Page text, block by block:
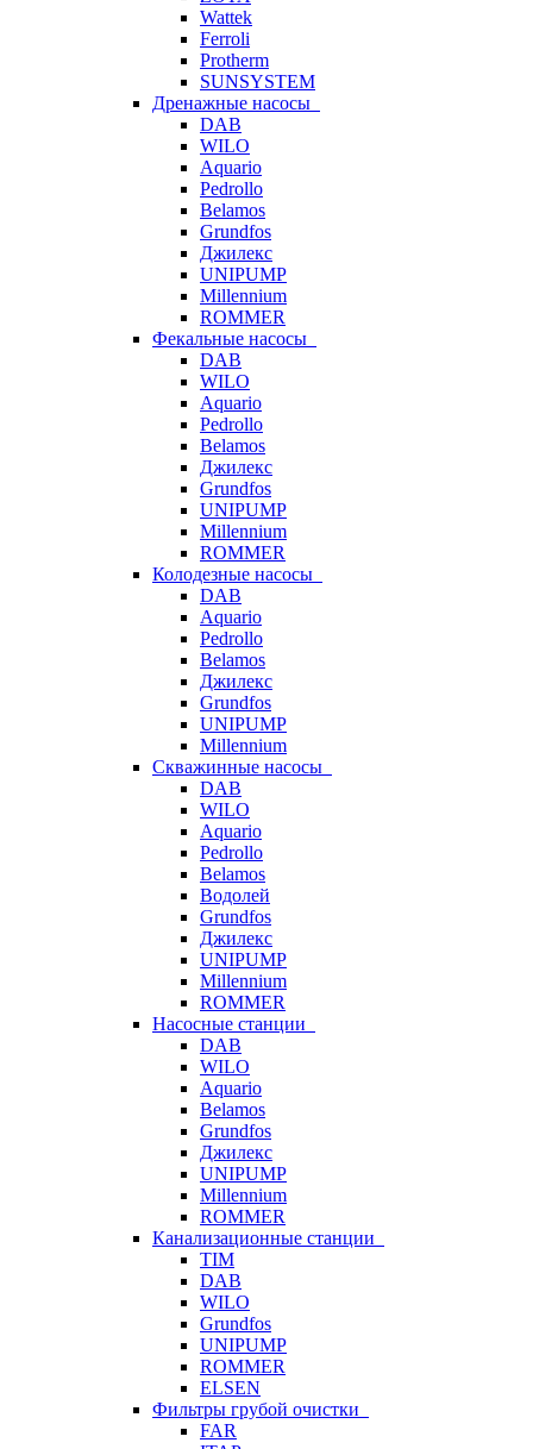
Wattek
Ferroli
Protherm
SUNSYSTEM
Дренажные насосы
DAB
WILO
Aquario
Pedrollo
Belamos
Grundfos
Джилекс
UNIPUMP
Millennium
ROMMER
Фекальные насосы
DAB
WILO
Aquario
Pedrollo
Belamos
Джилекс
Grundfos
UNIPUMP
Millennium
ROMMER
Колодезные насосы
DAB
Aquario
Pedrollo
Belamos
Джилекс
Grundfos
UNIPUMP
Millennium
Скважинные насосы
DAB
WILO
Aquario
Pedrollo
Belamos
Водолей
Grundfos
Джилекс
UNIPUMP
Millennium
ROMMER
Насосные станции
DAB
WILO
Aquario
Belamos
Grundfos
Джилекс
UNIPUMP
Millennium
ROMMER
Канализационные станции
TIM
DAB
WILO
Grundfos
UNIPUMP
ROMMER
ELSEN
Фильтры грубой очистки
FAR